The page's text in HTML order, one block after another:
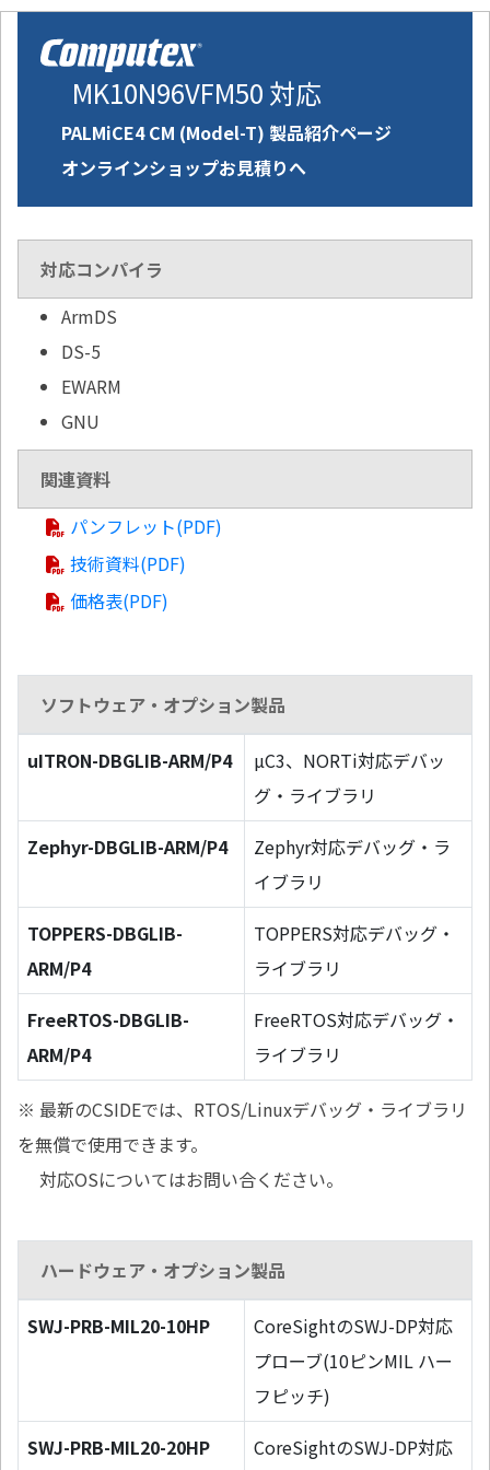
MK10N96VFM50 対応
PALMiCE4 CM (Model-T) 製品紹介ページ
オンラインショップお見積りへ
対応コンパイラ
ArmDS
DS-5
EWARM
GNU
関連資料
パンフレット(PDF)
技術資料(PDF)
価格表(PDF)
ソフトウェア・オプション製品
uITRON-DBGLIB-ARM/P4
µC3、NORTi対応デバッ
グ・ライブラリ
Zephyr-DBGLIB-ARM/P4
Zephyr対応デバッグ・ラ
イブラリ
TOPPERS-DBGLIB-
ARM/P4
TOPPERS対応デバッグ・
ライブラリ
FreeRTOS-DBGLIB-
ARM/P4
FreeRTOS対応デバッグ・
ライブラリ
※ 最新のCSIDEでは、RTOS/Linuxデバッグ・ライブラリ
を無償で使用できます。
対応OSについてはお問い合ください。
ハードウェア・オプション製品
SWJ-PRB-MIL20-10HP
CoreSightのSWJ-DP対応
プローブ(10ピンMIL ハー
フピッチ)
SWJ-PRB-MIL20-20HP
CoreSightのSWJ-DP対応